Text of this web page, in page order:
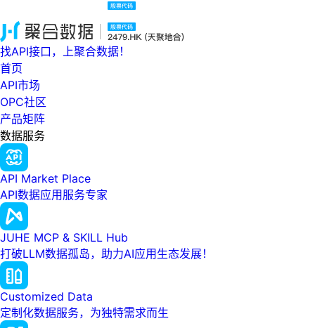
找API接口，上聚合数据！
首页
API市场
OPC社区
产品矩阵
数据服务
API Market Place
API数据应用服务专家
JUHE MCP & SKILL Hub
打破LLM数据孤岛，助力AI应用生态发展！
Customized Data
定制化数据服务，为独特需求而生